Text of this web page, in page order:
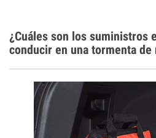
¿Cuáles son los suministros
conducir en una tormenta de